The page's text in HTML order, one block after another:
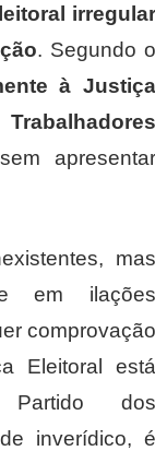
irregular
. Segundo o
à
mas
em ilações
comprovação
Eleitoral está
dos
inverídico, é